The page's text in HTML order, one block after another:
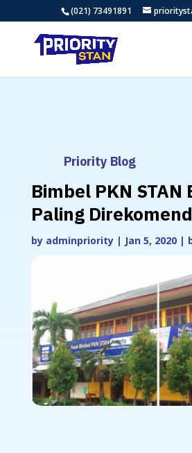
(021) 73491891
Priority Blog
Bimbel PKN STAN
Paling
by adminpriority| Jan 5, 2020|